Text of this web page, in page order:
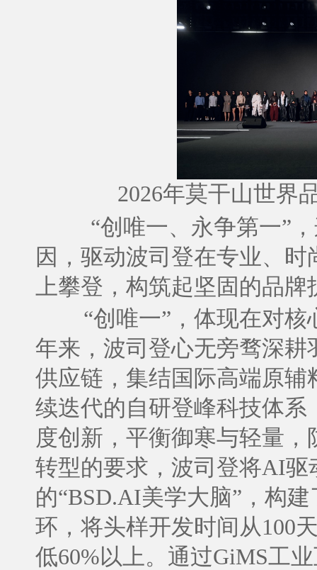
2026年莫干山世界
“创唯一、永争第一”
因，驱动波司登在专业、
上攀登，构筑起坚固的品牌
“创唯一”，体现在对
年来，波司登心无旁骛深
供应链，集结国际高端原
续迭代的自研登峰科技体
度创新，平衡御寒与轻量
转型的要求，波司登将AI
的“BSD.AI美学大脑”，构
环，将头样开发时间从100
低60%以上。通过GiMS工